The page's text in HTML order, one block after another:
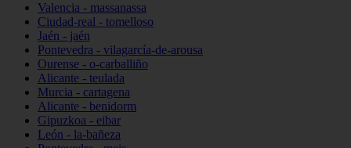
Valencia - massanassa
Ciudad-real - tomelloso
Jaén - jaén
Pontevedra - vilagarcía-de-arousa
Ourense - o-carballiño
Alicante - teulada
Murcia - cartagena
Alicante - benidorm
Gipuzkoa - eibar
León - la-bañeza